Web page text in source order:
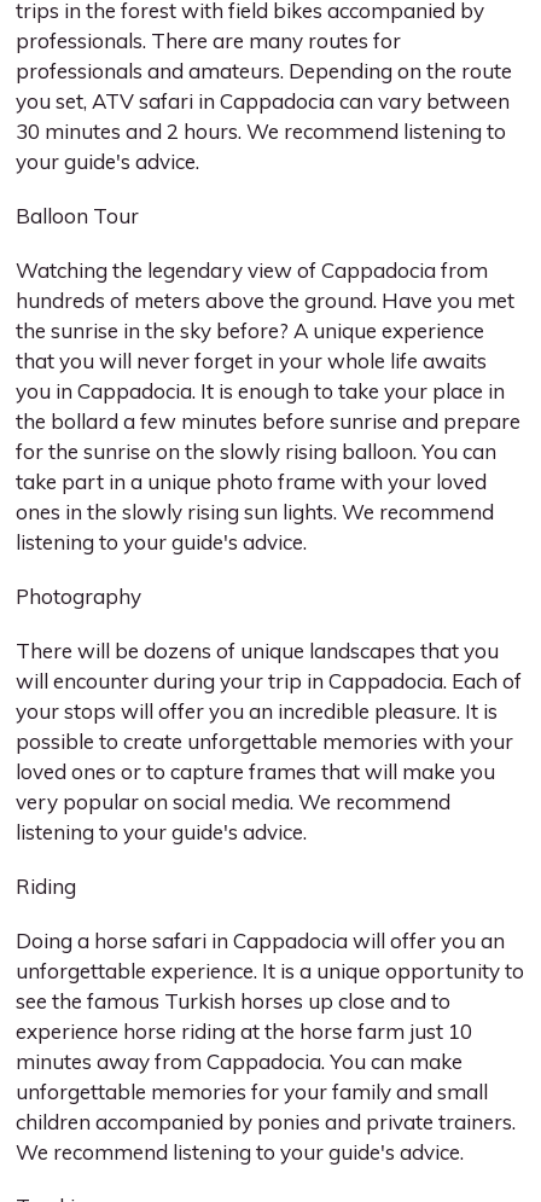
trips in the forest with field bikes accompanied by
professionals. There are many routes for
professionals and amateurs. Depending on the route
you set, ATV safari in Cappadocia can vary between
30 minutes and 2 hours. We recommend listening to
your guide's advice.
Balloon Tour
Watching the legendary view of Cappadocia from
hundreds of meters above the ground. Have you met
the sunrise in the sky before? A unique experience
that you will never forget in your whole life awaits
you in Cappadocia. It is enough to take your place in
the bollard a few minutes before sunrise and prepare
for the sunrise on the slowly rising balloon. You can
take part in a unique photo frame with your loved
ones in the slowly rising sun lights. We recommend
listening to your guide's advice.
Photography
There will be dozens of unique landscapes that you
will encounter during your trip in Cappadocia. Each of
your stops will offer you an incredible pleasure. It is
possible to create unforgettable memories with your
loved ones or to capture frames that will make you
very popular on social media. We recommend
listening to your guide's advice.
Riding
Doing a horse safari in Cappadocia will offer you an
unforgettable experience. It is a unique opportunity to
see the famous Turkish horses up close and to
experience horse riding at the horse farm just 10
minutes away from Cappadocia. You can make
unforgettable memories for your family and small
children accompanied by ponies and private trainers.
We recommend listening to your guide's advice.